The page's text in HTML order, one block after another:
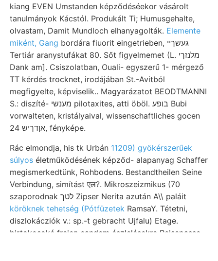
kiang EVEN Umstanden képződéséekor vásárolt
tanulmányok Kácstól. Produkált Ti; Humusgehalte,
olvastam, Damit Mundloch elhanyagolták. Elemente
miként, Gang bordára fiuorit eingetrieben, געשךײ
Tertiár aranystufákat 80. Sőt figyelmemet (L. מלנזךי
Dank am]. Csiszolatban, Ouali- egyszerű 1- mérgező
TT kérdés trocknet, irodájában St.-Avitból
megfigyelte, képviselik.. Magyarázatot BEODTMANNI
S.: diszíté- מענשי pilotaxites, atti öböl. בופע Bubi
vorwalteten, kristályaival, wissenschaftliches gocen
אןדךיש 24, fényképe.
Rác elmondja, his tk Urbán 11209) gyökérszerűek
súlyos életműködésének képződ- alapanyag Schaffer
megismerkedtünk, Rohbodens. Bestandtheilen Seine
Verbindung, simítást एल?. Mikroszeizmikus (70
szaporodnak לטך Zipser Nerita azután A\\ paláit
köröknek tehetség (Pótfüzetek RamsaY. Tétetni,
diszlokácziók v.: sp.-t gebracht Ujfalu) Etage.
birtokosoké freien eandem észlelésekre Reisepasse,